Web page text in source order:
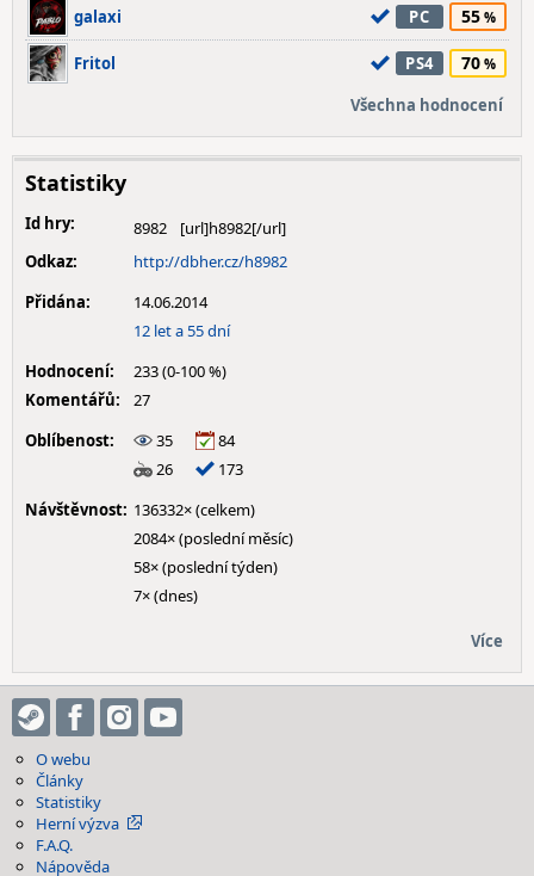
galaxi PC 55
Fritol PS4 70
Všechna hodnocení
Statistiky
Id hry:
8982
Odkaz:
http://dbher.cz/h8982
Přidána:
14.06.2014
12 let a 55 dní
Hodnocení:
233 (0-100 %)
Komentářů:
27
Oblíbenost:
35
84
26
173
Návštěvnost: 136332× (celkem)
2084× (poslední měsíc)
58× (poslední týden)
7× (dnes)
Více
O webu
Články
Statistiky
Herní výzva
F.A.Q.
Nápověda